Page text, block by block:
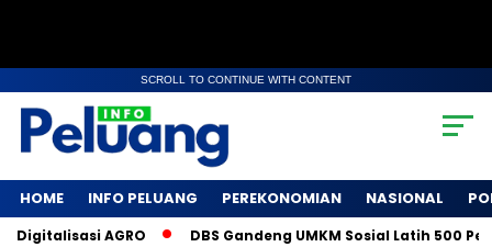
SCROLL TO CONTINUE WITH CONTENT
HOME INFO PELUANG PEREKONOMIAN NASIONAL
AGRO DBS Gandeng UMKM Sosial Latih 500 Petani